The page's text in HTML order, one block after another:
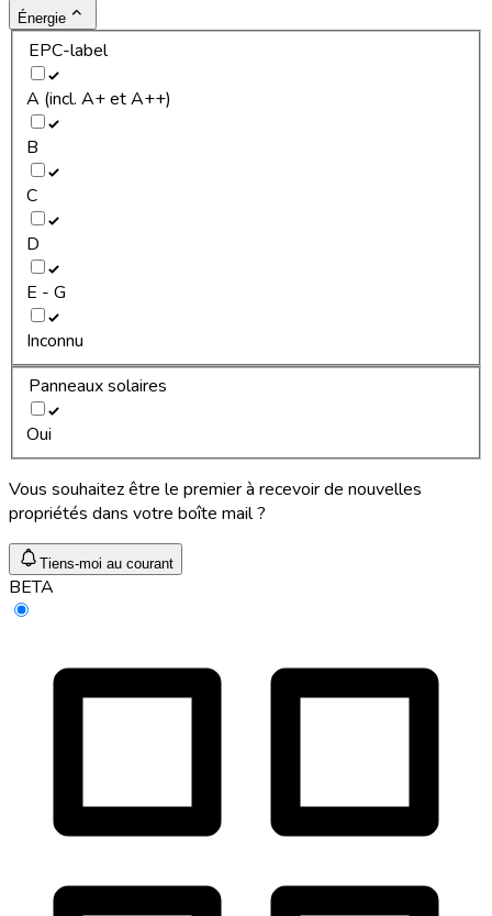
Énergie
EPC-label
A (incl. A+ et A++)
B
C
D
E - G
Inconnu
Panneaux solaires
Oui
Vous souhaitez être le premier à recevoir de nouvelles
propriétés dans votre boîte mail ?
Tiens-moi au courant
BETA